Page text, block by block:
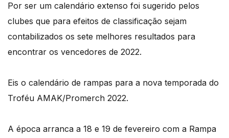
Por ser um calendário extenso foi sugerido pelos
clubes que para efeitos de classificação sejam
contabilizados os sete melhores resultados para
encontrar os vencedores de 2022.
Eis o calendário de rampas para a nova temporada do
Troféu AMAK/Promerch 2022.
A época arranca a 18 e 19 de fevereiro com a Rampa